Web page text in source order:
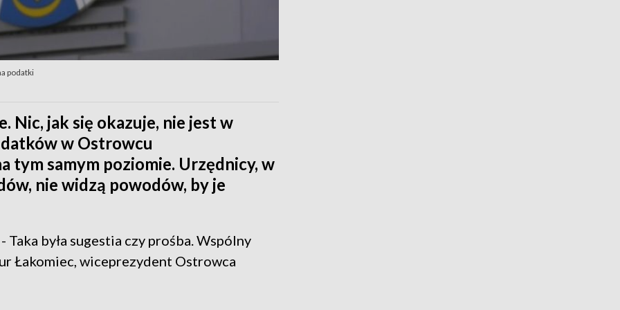
podatki
Nic, jak się okazuje, nie jest w
w Ostrowcu
tym samym poziomie. Urzędnicy, w
nie widzą powodów, by je
była sugestia czy prośba. Wspólny
Łakomiec, wiceprezydent Ostrowca